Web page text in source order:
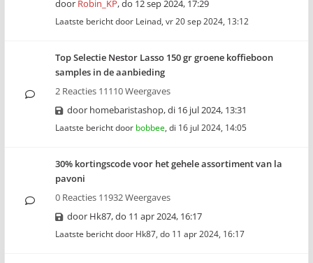
door Robin_KP,do 12 sep 2024, 17:29
Laatste bericht door Leinad, vr 20 sep 2024, 13:12
Top Selectie Nestor Lasso 150 gr groene koffieboon
samples in de aanbieding
2 Reacties 11110 Weergaves
door homebaristashop,di 16 jul 2024, 13:31
Laatste bericht door bobbee, di 16 jul 2024, 14:05
30% kortingscode voor het gehele assortiment van la
pavoni
0 Reacties 11932 Weergaves
door Hk87,do 11 apr 2024, 16:17
Laatste bericht door Hk87, do 11 apr 2024, 16:17